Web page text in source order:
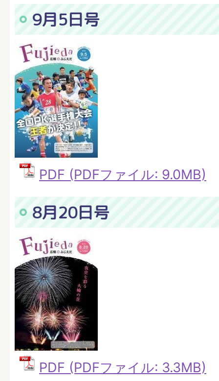
9月5日号
PDF (PDFファイル: 9.0MB)
8月20日号
PDF (PDFファイル: 3.3MB)